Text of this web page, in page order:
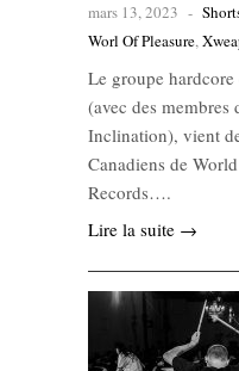
mars 13, 2023 -
Worl Of Pleasure,
Le groupe
(avec des
Inclination), vient
Canadiens de
Records….
Lire la suite →